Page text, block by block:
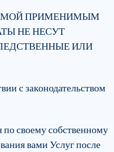
ПРИМЕНИМЫМ
НЕ НЕСУТ
ИЛИ
с законодательством
по своему собственному
вами Услуг после